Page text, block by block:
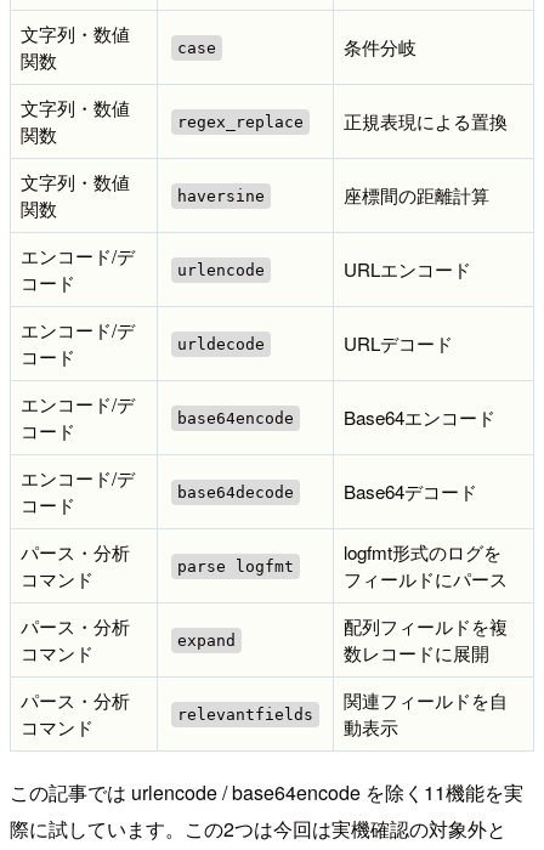
文字列・数値
関数
case 条件分岐
文字列・数値
関数
regex_replace 正規表現による置換
文字列・数値
関数
haversine 座標間の距離計算
エンコード/デ
コード
urlencode URLエンコード
エンコード/デ
コード
urldecode URLデコード
エンコード/デ
コード
base64encode Base64エンコード
エンコード/デ
コード
base64decode Base64デコード
パース・分析
コマンド
parse logfmt
logfmt形式のログを
フィールドにパース
パース・分析
コマンド
expand
配列フィールドを複
数レコードに展開
パース・分析
コマンド
relevantfields
関連フィールドを自
動表示
この記事では urlencode / base64encode を除く11機能を実
際に試しています。この2つは今回は実機確認の対象外と